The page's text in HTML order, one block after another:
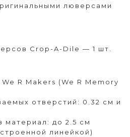
люверсами
Crop-A-Dile — 1 шт.
R Makers (We R Memory
отверстий: 0.32 см и
материал: до 2.5 см
линейкой)